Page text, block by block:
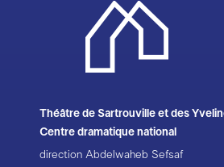
Théâtre de Sartrouville et des
Centre dramatique national
direction Abdelwaheb Sefsaf